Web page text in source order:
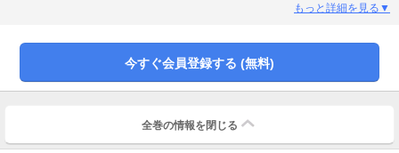
もっと詳細を見る▼
今すぐ会員登録する (無料)
全巻の情報を 閉じる